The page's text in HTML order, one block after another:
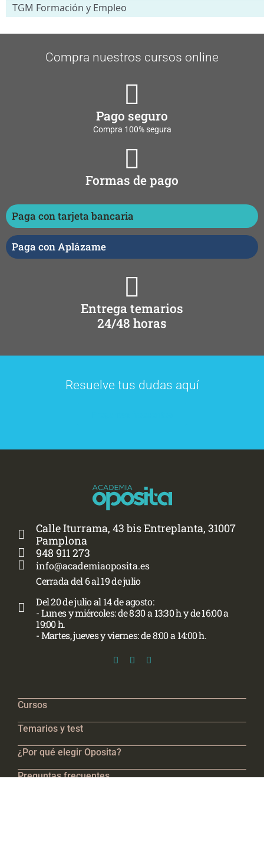
TGM Formación y Empleo
Compra nuestros cursos online
Pago seguro
Compra 100% segura
Formas de pago
Paga con tarjeta bancaria
Paga con Aplázame
Entrega temarios
24/48 horas
Resuelve tus dudas aquí
Calle Iturrama, 43 bis Entreplanta, 31007
Pamplona
948 911 273
info@academiaoposita.es
Cerrada del 6 al 19 de julio
Del 20 de julio al 14 de agosto:
- Lunes y miércoles: de 8:30 a 13:30 h y de 16:00 a
19:00 h.
- Martes, jueves y viernes: de 8:00 a 14:00 h.
Cursos
Temarios y test
¿Por qué elegir Oposita?
Preguntas frecuentes